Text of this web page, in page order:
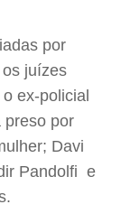
por
juízes
ex-policial
preso por
Davi
Pandolfi e